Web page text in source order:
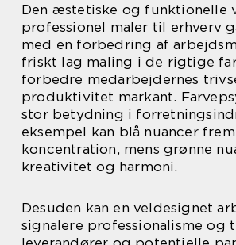
Den æstetiske og funktionelle
professionel maler til erhverv
med en forbedring af
friskt lag maling i de rigtige
forbedre medarbejdernes
produktivitet markant.
stor betydning i
eksempel kan blå nuancer
koncentration, mens grønne
kreativitet og harmoni.
Desuden kan en veldesignet
signalere professionalisme og